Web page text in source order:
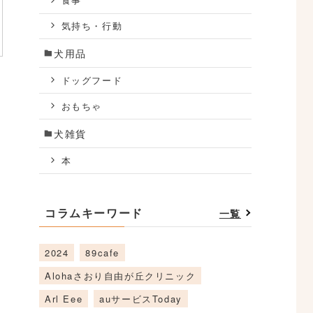
気持ち・行動
犬用品
ドッグフード
おもちゃ
犬雑貨
本
コラムキーワード 一覧
2024
89cafe
Alohaさおり自由が丘クリニック
Arl Eee
auサービスToday